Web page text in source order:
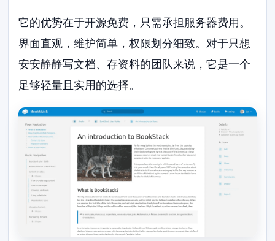
它的优势在于开源免费，只需承担服务器费用。
界面直观，维护简单，权限划分细致。对于只想
安安静静写文档、存资料的团队来说，它是一个
足够轻量且实用的选择。